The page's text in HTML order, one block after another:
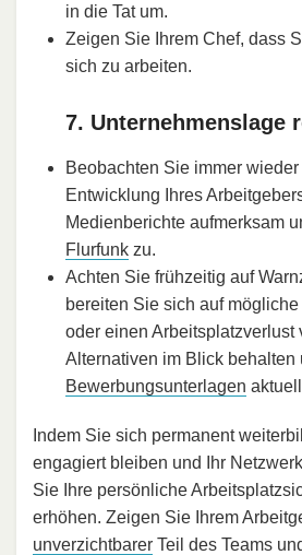
in die Tat um.
Zeigen Sie Ihrem Chef, dass
sich zu arbeiten.
7. Unternehmenslage
Beobachten Sie immer
Entwicklung Ihres
Medienberichte aufmerksam
Flurfunk zu.
Achten Sie frühzeitig auf
bereiten Sie sich auf
oder einen Arbeitsplatzverlust
Alternativen im Blick behalten
Bewerbungsunterlagen
Indem Sie sich permanent
engagiert bleiben und Ihr
Sie Ihre persönliche
erhöhen. Zeigen Sie Ihrem
unverzichtbarer Teil des Teams